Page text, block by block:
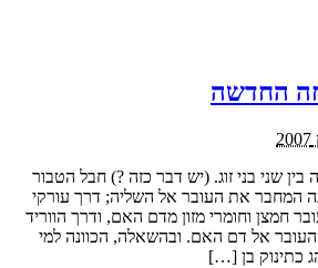
החדשה
שני בני זוג. (יש דבר כזה ?) חבל הטבור
המחבר את העובר אל השליה; דרך עורקי
חמצן וחומרי מזון מדם האם, ודרך הווריד
העובר אל דם האם. ובהשאלה, הכוונה למי
כתינוק בן […]